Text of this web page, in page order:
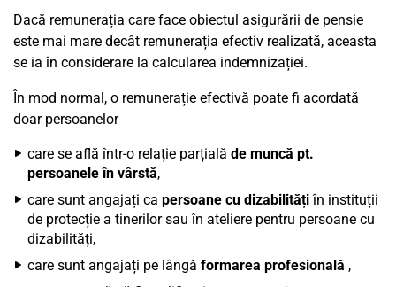
Dacă remunerația care face obiectul asigurării de pensie
este mai mare decât remunerația efectiv realizată, aceasta
se ia în considerare la calcularea indemnizației.
În mod normal, o remunerație efectivă poate fi acordată
doar persoanelor
care se află într-o relație parțială de muncă pt.
persoanele în vârstă,
care sunt angajați ca persoane cu dizabilitățiîn instituții
de protecție a tinerilor sau în ateliere pentru persoane cu
dizabilități,
care sunt angajați pe lângă formarea profesională ,